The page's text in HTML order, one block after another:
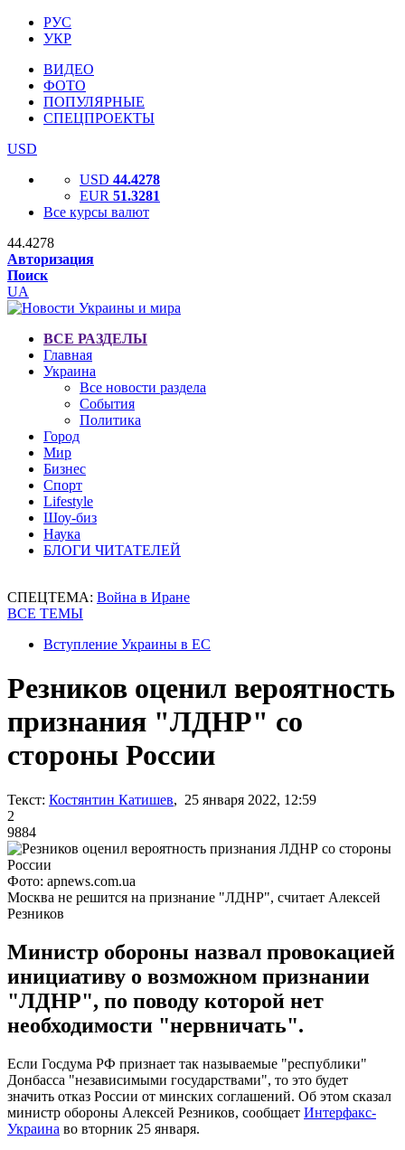
РУС
УКР
ВИДЕО
ФОТО
ПОПУЛЯРНЫЕ
СПЕЦПРОЕКТЫ
USD
USD 44.4278
EUR 51.3281
Все курсы валют
44.4278
Авторизация
Поиск
UA
ВСЕ РАЗДЕЛЫ
Главная
Украина
Все новости раздела
События
Политика
Город
Мир
Бизнес
Спорт
Lifestyle
Шоу-биз
Наука
БЛОГИ ЧИТАТЕЛЕЙ
СПЕЦТЕМА: Война в Иране
ВСЕ ТЕМЫ
Вступление Украины в ЕС
Резников оценил вероятность
признания "ЛДНР" со
стороны России
Текст: Костянтин Катишев, 25 января 2022, 12:59
2
9884
Фото: apnews.com.ua
Москва не решится на признание "ЛДНР", считает Алексей
Резников
Министр обороны назвал провокацией
инициативу о возможном признании
"ЛДНР", по поводу которой нет
необходимости "нервничать".
Если Госдума РФ признает так называемые "республики"
Донбасса "независимыми государствами", то это будет
значить отказ России от минских соглашений. Об этом сказал
министр обороны Алексей Резников, сообщает Интерфакс-
Украина во вторник 25 января.